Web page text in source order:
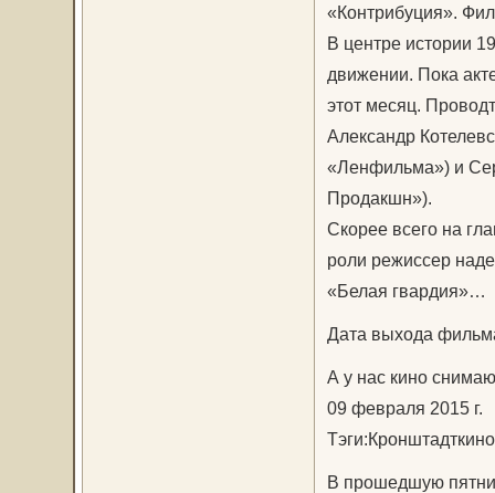
«Контрибуция».
В центре истории
движении. Пока
этот месяц.
Александр
«Ленфильма») и
Продакшн»).
Скорее всего на
роли режиссер
«Белая гвардия»…
Дата выхода
А у нас кино
09 февраля 2015 г.
Тэги:Кронштадткино
В прошедшую